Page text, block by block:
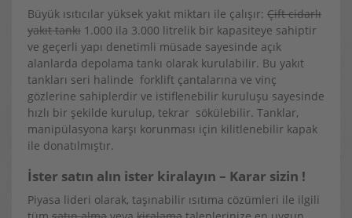
Büyük ısıtıcılar yüksek yakıt miktarı ile çalışır: Çift cidarlı
yakıt tankı 1.000 ila 3.000 litrelik bir kapasiteye sahiptir
ve geçerli yapı denetimli müsade sayesinde açık
alanlarda depolama tankı olarak kurulabilir. Bu yakıt
tankları seri halinde forklift çantalarına ve vinç
gözlerine sahiplerdir ve istiflenebilir kuruluşu sayesinde
hızlı bir şekilde kurulup, tekrar sökülebilir. Tanklar,
manipülasyona karşı korunması için kilitlenebilir kapak
ile donatılmıştır.
İster satın alın ister kiralayın – Karar sizin !
Piyasa lideri olarak, taşınabilir ısıtıma cözümleri ile ilgili